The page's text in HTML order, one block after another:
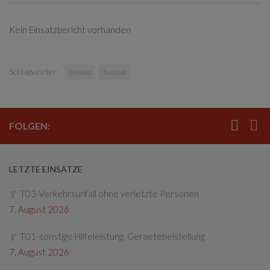
Kein Einsatzbericht vorhanden
Schlagwörter: Einsatz Technik
FOLGEN:
LETZTE EINSÄTZE
T03-Verkehrsunfall ohne verletzte Personen
7. August 2026
T01-sonstige Hilfeleistung, Geraetebeistellung
7. August 2026